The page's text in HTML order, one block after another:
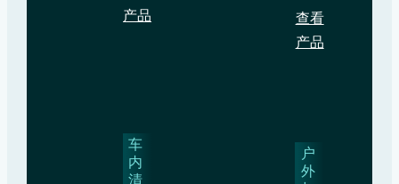
产品
查看
产品
车
内
清
户
外